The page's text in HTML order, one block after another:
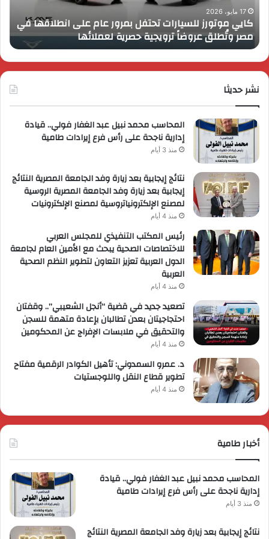
انطلاقها
في
مصر
وتُطلق
عروضاً
ترويجية
حصرية
17 مايو، 2026
كايي موتورز للسيارات تحتفل بمرور عام على انطلاقها في
مصر وتُطلق عروضاً ترويجية حصرية لعملائها
نشر حديثا
المحاسب محمد نبيل عبد الغفار فولي.. قيادة
إدارية ناجحة على رأس فرع إيرادات طامية
منذ 3 أيام
نتائج إيجابية بعد زيارة وفد الجامعة المصرية النتائج
إيجابية بعد زيارة وفد الجامعة المصرية الروسية
لمصنع الإلكترونياتروسية لمصنع الإلكترونيات
منذ 4 أيام
رئيس المكتب التنفيذي للمجلس العربي
للاختصاصات الصحية يبحث مع الأمين العام لجامعة
الدول العربية تعزيز التعاون لتطوير النظم الصحية
العربية
منذ 4 أيام
تصعيد جديد في قضية “أنجل الشعيبي”.. وقفتان
احتجاجيتان بعدن تطالبان بإعادة متهمة للسجن
والتحقيق في ملابسات الإفراج عن المحكومين
منذ 4 أيام
د. عمرو السمدوني: تأهيل الكوادر الرقمية مفتاح
تطوير قطاع النقل واللوجستيات
منذ 4 أيام
أخبار طامية
المحاسب محمد نبيل عبد الغفار فولي.. قيادة
إدارية ناجحة على رأس فرع إيرادات طامية
منذ 3 أيام
نتائج إيجابية بعد زيارة وفد الجامعة المصرية النتائج